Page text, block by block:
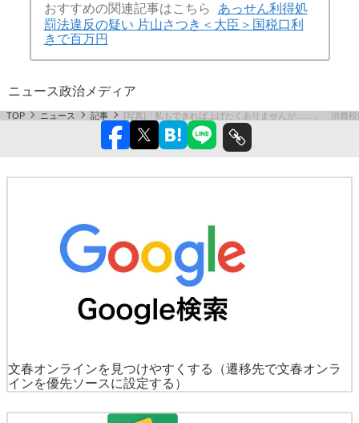
おすすめの関連記事はこちら
あっせん利得処
罰法違反の疑い 片山さつき＜大臣＞国税口利
きで百万円
ニュース政治 メディア
TOP ニュース 記事 [写真]「私もできれば上げたくありませんが……」 消費税
文春オンラインを見つけやすくする
（遷移先で文春オンラ
インを優先ソースに設定する）